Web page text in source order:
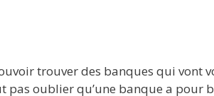
trouver des banques qui vont
oublier qu’une banque a pour